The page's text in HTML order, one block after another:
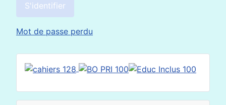
S'identifier
Mot de passe perdu